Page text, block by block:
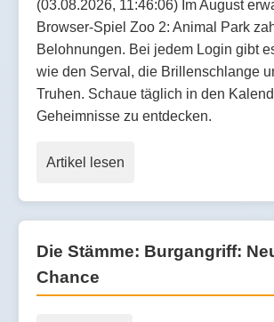
(03.08.2026, 11:46:06) Im August
Browser-Spiel Zoo 2: Animal Park
Belohnungen. Bei jedem Login gibt
wie den Serval, die Brillenschlange
Truhen. Schaue täglich in den
Geheimnisse zu entdecken.
Artikel lesen
Die Stämme: Burgangriff:
Chance